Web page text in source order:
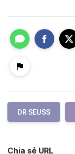
DR SEUSS
Chia sẻ URL